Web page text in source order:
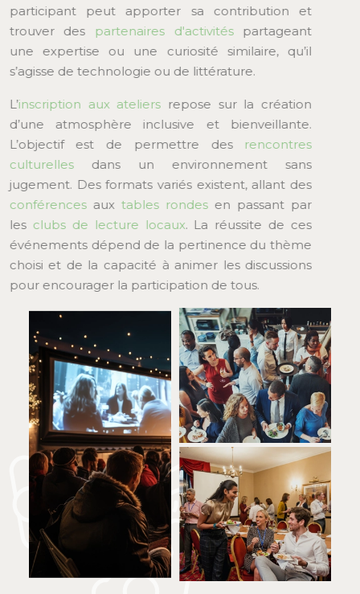
participant peut apporter sa contribution et
trouver despartenaires d'activitéspartageant
une expertise ou une curiosité similaire, qu’il
s’agisse de technologie ou de littérature.
L’inscription aux ateliersrepose sur la création
d’une atmosphère inclusive et bienveillante.
L’objectif est de permettre desrencontres
culturellesdans un environnement sans
jugement. Des formats variés existent, allant des
conférencesauxtables rondesen passant par
lesclubs de lecture locaux. La réussite de ces
événements dépend de la pertinence du thème
choisi et de la capacité à animer les discussions
pour encourager la participation de tous.